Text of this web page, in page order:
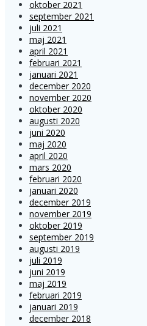
oktober 2021
september 2021
juli 2021
maj 2021
april 2021
februari 2021
januari 2021
december 2020
november 2020
oktober 2020
augusti 2020
juni 2020
maj 2020
april 2020
mars 2020
februari 2020
januari 2020
december 2019
november 2019
oktober 2019
september 2019
augusti 2019
juli 2019
juni 2019
maj 2019
februari 2019
januari 2019
december 2018